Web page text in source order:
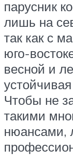
парусник
лишь на
так как с
юго-
весной и
Чтобы не
такими
нюансами,